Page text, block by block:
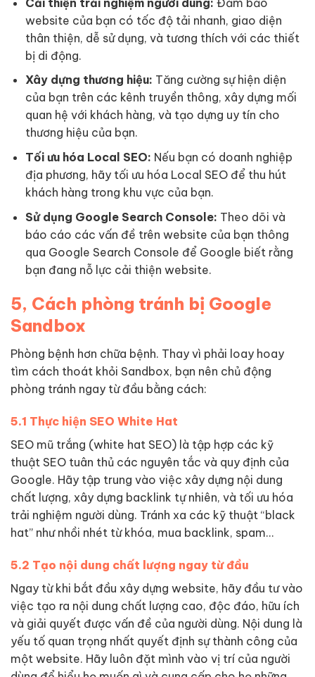
website của bạn có tốc độ tải nhanh, giao diện
thân thiện, dễ sử dụng, và tương thích với các thiết
bị di động.
Xây dựng thương hiệu: Tăng cường sự hiện diện
của bạn trên các kênh truyền thông, xây dựng mối
quan hệ với khách hàng, và tạo dựng uy tín cho
thương hiệu của bạn.
Tối ưu hóa Local SEO: Nếu bạn có doanh nghiệp
địa phương, hãy tối ưu hóa Local SEO để thu hút
khách hàng trong khu vực của bạn.
Sử dụng Google Search Console: Theo dõi và
báo cáo các vấn đề trên website của bạn thông
qua Google Search Console để Google biết rằng
bạn đang nỗ lực cải thiện website.
5, Cách phòng tránh bị Google
Sandbox
Phòng bệnh hơn chữa bệnh. Thay vì phải loay hoay
tìm cách thoát khỏi Sandbox, bạn nên chủ động
phòng tránh ngay từ đầu bằng cách:
5.1 Thực hiện SEO White Hat
SEO mũ trắng (white hat SEO) là tập hợp các kỹ
thuật SEO tuân thủ các nguyên tắc và quy định của
Google. Hãy tập trung vào việc xây dựng nội dung
chất lượng, xây dựng backlink tự nhiên, và tối ưu hóa
trải nghiệm người dùng. Tránh xa các kỹ thuật “black
hat” như nhồi nhét từ khóa, mua backlink, spam…
5.2 Tạo nội dung chất lượng ngay từ đầu
Ngay từ khi bắt đầu xây dựng website, hãy đầu tư vào
việc tạo ra nội dung chất lượng cao, độc đáo, hữu ích
và giải quyết được vấn đề của người dùng. Nội dung là
yếu tố quan trọng nhất quyết định sự thành công của
một website. Hãy luôn đặt mình vào vị trí của người